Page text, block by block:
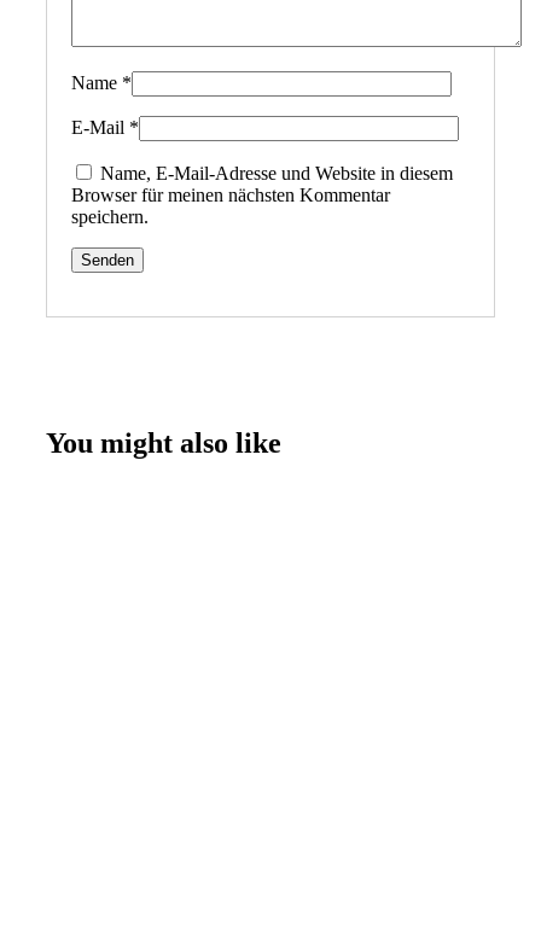
Name *
E-Mail *
Name, E-Mail-Adresse und Website in diesem
Browser für meinen nächsten Kommentar
speichern.
You might also like